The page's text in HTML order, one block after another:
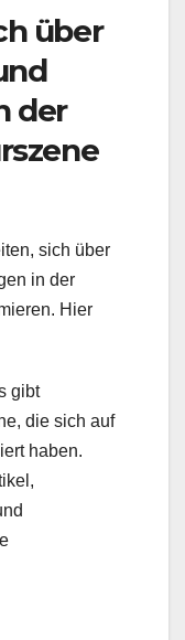
über
der
sich über
in der
Hier
gibt
die sich auf
haben.